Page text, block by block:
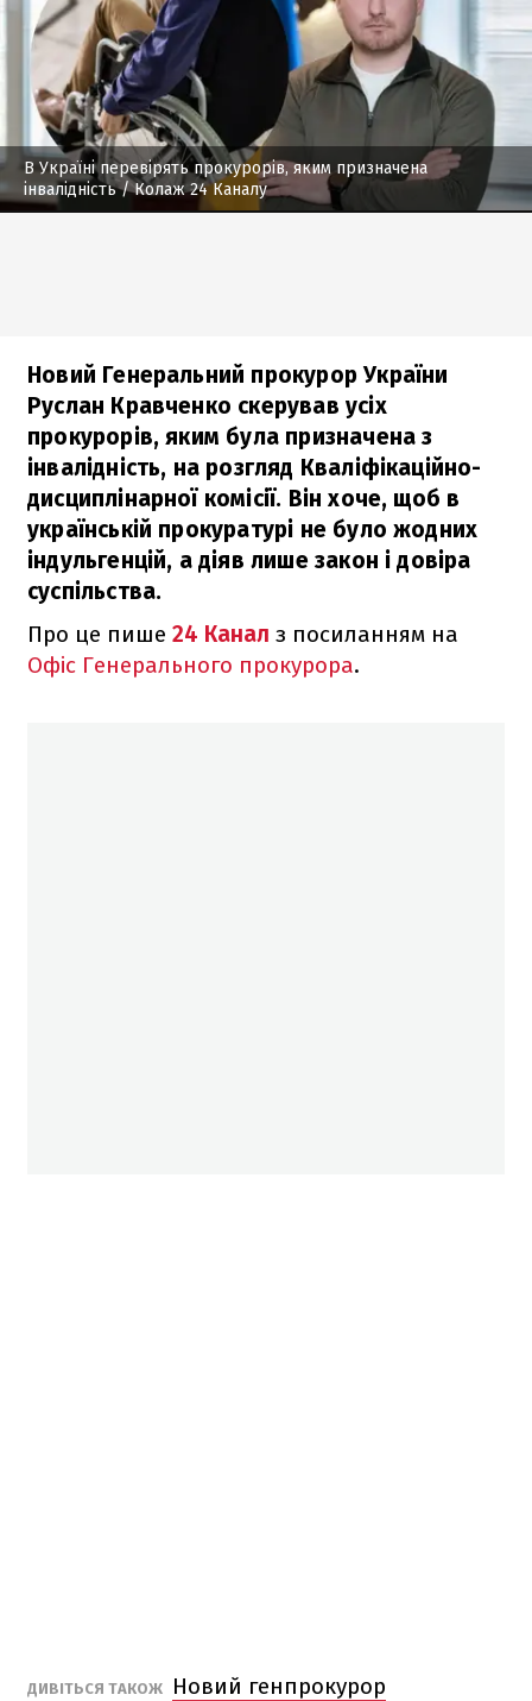
В Україні перевірять прокурорів, яким призначена
інвалідність/ Колаж 24 Каналу
Новий Генеральний прокурор України
Руслан Кравченко скерував усіх
прокурорів, яким була призначена з
інвалідність, на розгляд Кваліфікаційно-
дисциплінарної комісії. Він хоче, щоб в
українській прокуратурі не було жодних
індульгенцій, а діяв лише закон і довіра
суспільства.
Про це пише 24 Канал з посиланням на
Офіс Генерального прокурора.
ДИВІТЬСЯ ТАКОЖ
Новий генпрокурор